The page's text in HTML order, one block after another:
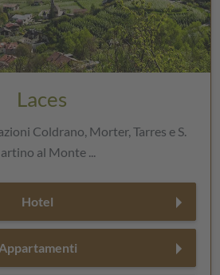
Laces
Coldrano, Morter, Tarres e S.
al Monte ...
Hotel
Appartamenti